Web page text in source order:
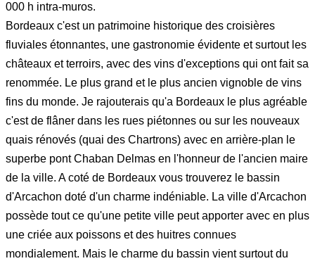
000 h intra-muros.
Bordeaux c'est un patrimoine historique des croisières
fluviales étonnantes, une gastronomie évidente et surtout les
châteaux et terroirs, avec des vins d'exceptions qui ont fait sa
renommée. Le plus grand et le plus ancien vignoble de vins
fins du monde. Je rajouterais qu'a Bordeaux le plus agréable
c'est de flâner dans les rues piétonnes ou sur les nouveaux
quais rénovés (quai des Chartrons) avec en arrière-plan le
superbe pont Chaban Delmas en l'honneur de l'ancien maire
de la ville. A coté de Bordeaux vous trouverez le bassin
d'Arcachon doté d'un charme indéniable. La ville d'Arcachon
possède tout ce qu'une petite ville peut apporter avec en plus
une criée aux poissons et des huitres connues
mondialement. Mais le charme du bassin vient surtout du